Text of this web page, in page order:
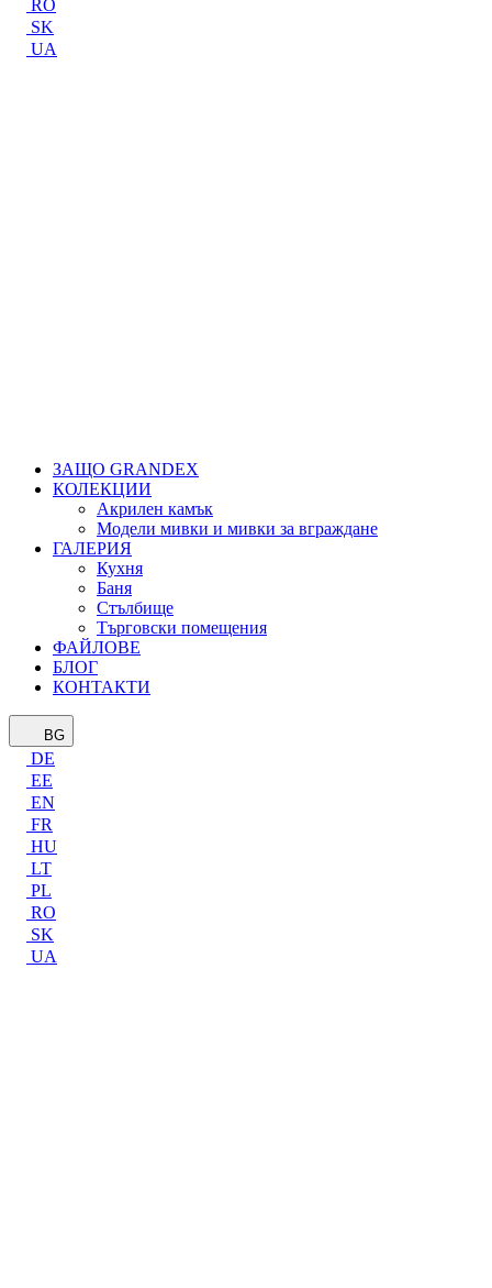
RO
SK
UA
ЗАЩО GRANDEX
КОЛЕКЦИИ
Акрилен камък
Модели мивки и мивки за вграждане
ГАЛЕРИЯ
Кухня
Баня
Стълбище
Търговски помещения
ФАЙЛОВЕ
БЛОГ
КОНТАКТИ
BG
DE
EE
EN
FR
HU
LT
PL
RO
SK
UA